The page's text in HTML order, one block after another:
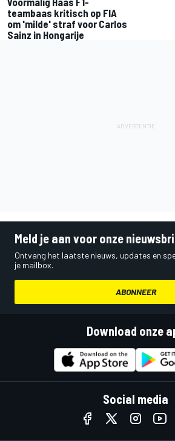
teambaas kritisch op FIA
om 'milde' straf voor Carlos
Sainz in Hongarije
Meld je aan voor onze
Ontvang het laatste nieuws, updates en
je mailbox.
ABONNEER
Download onze
Social media